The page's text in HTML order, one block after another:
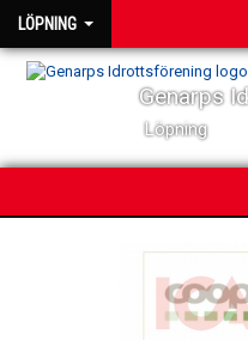
LÖPNING
Genarps
Löpning